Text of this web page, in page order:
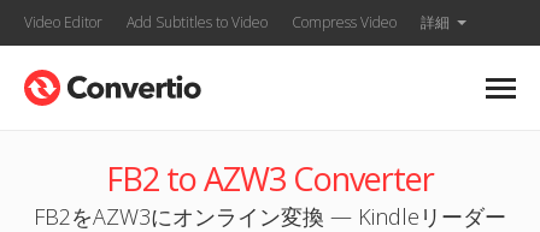
Video Editor Add Subtitles to Video Compress Video 詳細
FB2 to AZW3 Converter
FB2をAZW3にオンライン変換 — Kindleリーダー